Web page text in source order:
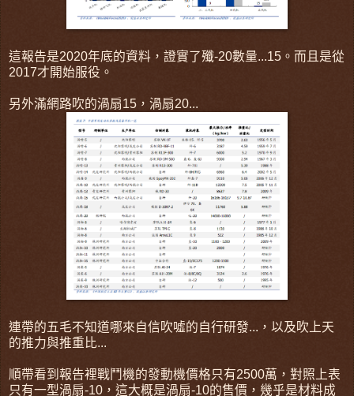
這報告是2020年底的資料，證實了殲-20數量...15。而且是從
2017才開始服役。
另外滿網路吹的渦扇15，渦扇20...
連帶的五毛不知道哪來自信吹噓的自行研發...，以及吹上天
的推力與推重比...
順帶看到報告裡戰鬥機的發動機價格只有2500萬，對照上表
只有一型渦扇-10，這大概是渦扇-10的售價，幾乎是材料成